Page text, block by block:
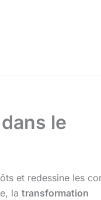
le
et redessine les
la transformation